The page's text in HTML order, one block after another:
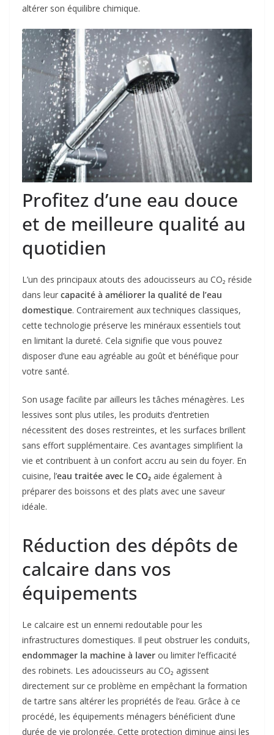
altérer son équilibre chimique.
Profitez d’une eau douce
et de meilleure qualité au
quotidien
L’un des principaux atouts des adoucisseurs au CO₂ réside
dans leur capacité à améliorer la qualité de l’eau
domestique. Contrairement aux techniques classiques,
cette technologie préserve les minéraux essentiels tout
en limitant la dureté. Cela signifie que vous pouvez
disposer d’une eau agréable au goût et bénéfique pour
votre santé.
Son usage facilite par ailleurs les tâches ménagères. Les
lessives sont plus utiles, les produits d’entretien
nécessitent des doses restreintes, et les surfaces brillent
sans effort supplémentaire. Ces avantages simplifient la
vie et contribuent à un confort accru au sein du foyer. En
cuisine, l’eau traitée avec le CO₂ aide également à
préparer des boissons et des plats avec une saveur
idéale.
Réduction des dépôts de
calcaire dans vos
équipements
Le calcaire est un ennemi redoutable pour les
infrastructures domestiques. Il peut obstruer les conduits,
endommager la machine à laver ou limiter l’efficacité
des robinets. Les adoucisseurs au CO₂ agissent
directement sur ce problème en empêchant la formation
de tartre sans altérer les propriétés de l’eau. Grâce à ce
procédé, les équipements ménagers bénéficient d’une
durée de vie prolongée. Cette protection diminue ainsi les